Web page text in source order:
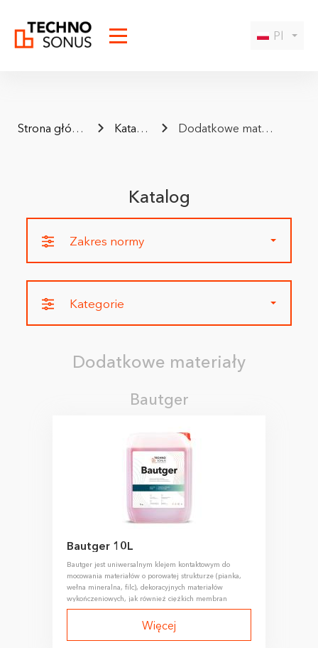
Pl
Strona główna Katalog Dodatkowe materiały
Katalog
Zakres normy
Kategorie
Dodatkowe materiały
Bautger
Bautger 10L
Bautger jest uniwersalnym klejem kontaktowym do
mocowania materiałów o porowatej strukturze (pianka,
wełna mineralna, filc), dekoracyjnych materiałów
wykończeniowych, jak również ciężkich membran
dźwiękochłonnych.
Więcej